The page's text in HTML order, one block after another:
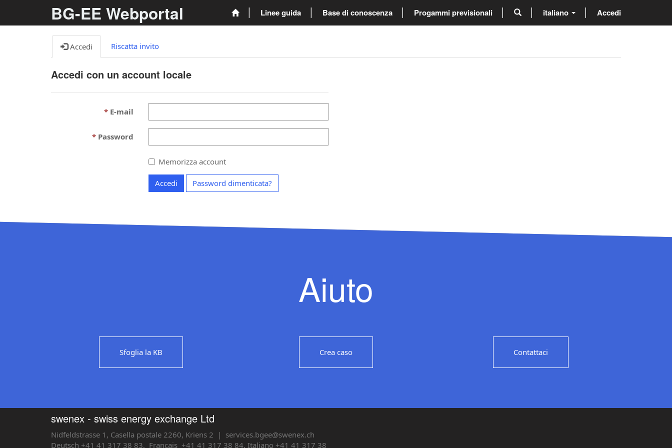
BG-EE Webportal Linee guida Base di conoscenza Progammi previsionali italiano Accedi
Accedi Riscatta invito
Accedi con un account locale
E-mail
Password
Memorizza account
Accedi Password dimenticata?
Aiuto
Sfoglia la KB Crea caso Contattaci
swenex - swiss energy exchange Ltd
Nidfeldstrasse 1, Casella postale 2260, Kriens 2 | services.bgee@swenex.ch
Deutsch +41 41 317 38 83, Français +41 41 317 38 84, Italiano +41 41 317 38